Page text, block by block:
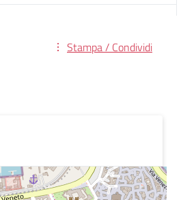
Stampa / Condividi